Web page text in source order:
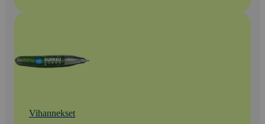
Vihannekset